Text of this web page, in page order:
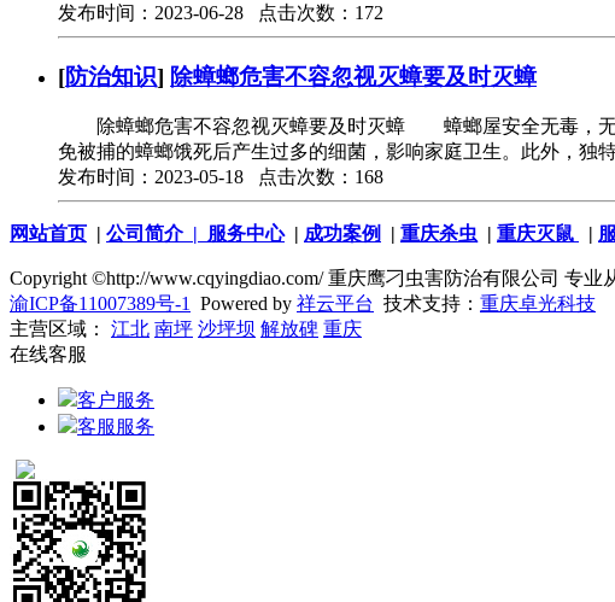
发布时间：2023-06-28 点击次数：172
[防治知识] 除蟑螂危害不容忽视灭蟑要及时灭蟑
除蟑螂危害不容忽视灭蟑要及时灭蟑 蟑螂屋安全无毒，无农
免被捕的蟑螂饿死后产生过多的细菌，影响家庭卫生。此外，独
发布时间：2023-05-18 点击次数：168
网站首页 | 公司简介| 服务中心| 成功案例 | 重庆杀虫 | 重庆灭鼠 |
Copyright ©http://www.cqyingdiao.com/ 重庆鹰刁虫害防治有限公司 专业
渝ICP备11007389号-1
Powered by 祥云平台 技术支持： 重庆卓光科技
主营区域： 江北 南坪 沙坪坝 解放碑 重庆
在线客服
客户服务
客服服务